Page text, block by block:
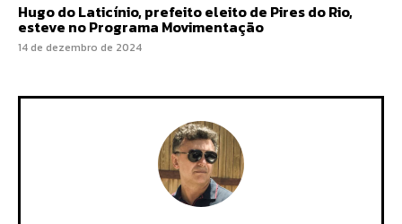
Hugo do Laticínio, prefeito eleito de Pires do Rio,
esteve no Programa Movimentação
14 de dezembro de 2024